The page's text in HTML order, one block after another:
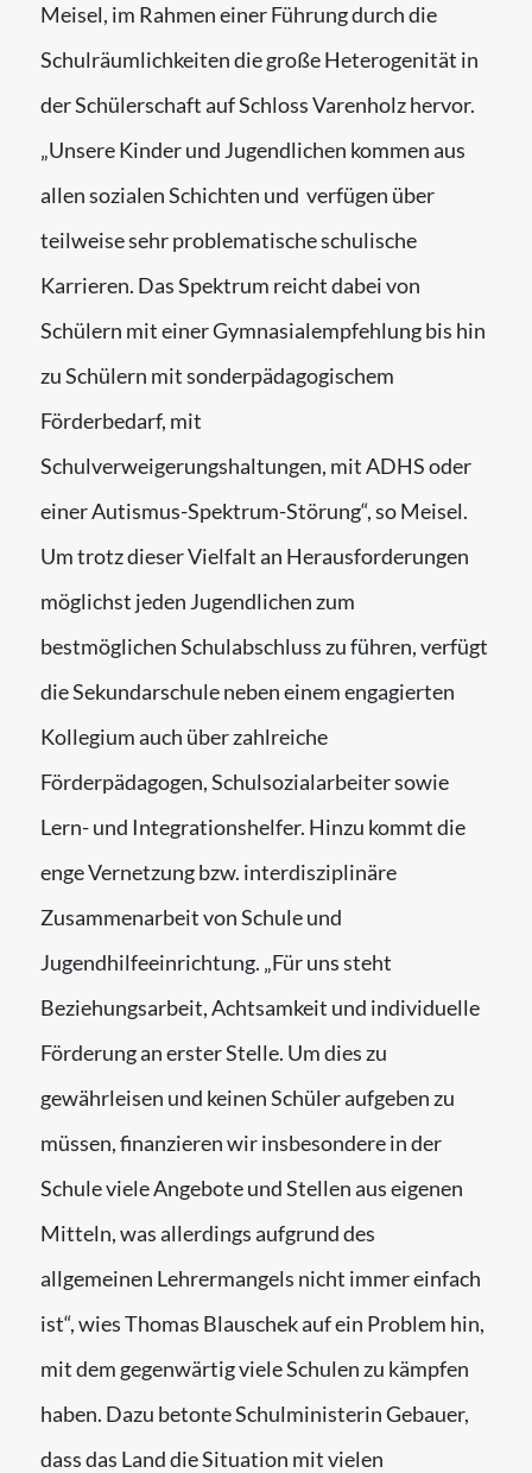
Meisel, im Rahmen einer Führung durch die
Schulräumlichkeiten die große Heterogenität in
der Schülerschaft auf Schloss Varenholz hervor.
„Unsere Kinder und Jugendlichen kommen aus
allen sozialen Schichten und verfügen über
teilweise sehr problematische schulische
Karrieren. Das Spektrum reicht dabei von
Schülern mit einer Gymnasialempfehlung bis hin
zu Schülern mit sonderpädagogischem
Förderbedarf, mit
Schulverweigerungshaltungen, mit ADHS oder
einer Autismus-Spektrum-Störung“, so Meisel.
Um trotz dieser Vielfalt an Herausforderungen
möglichst jeden Jugendlichen zum
bestmöglichen Schulabschluss zu führen, verfügt
die Sekundarschule neben einem engagierten
Kollegium auch über zahlreiche
Förderpädagogen, Schulsozialarbeiter sowie
Lern- und Integrationshelfer. Hinzu kommt die
enge Vernetzung bzw. interdisziplinäre
Zusammenarbeit von Schule und
Jugendhilfeeinrichtung. „Für uns steht
Beziehungsarbeit, Achtsamkeit und individuelle
Förderung an erster Stelle. Um dies zu
gewährleisen und keinen Schüler aufgeben zu
müssen, finanzieren wir insbesondere in der
Schule viele Angebote und Stellen aus eigenen
Mitteln, was allerdings aufgrund des
allgemeinen Lehrermangels nicht immer einfach
ist“, wies Thomas Blauschek auf ein Problem hin,
mit dem gegenwärtig viele Schulen zu kämpfen
haben. Dazu betonte Schulministerin Gebauer,
dass das Land die Situation mit vielen